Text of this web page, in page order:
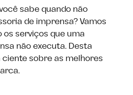
sabe quando não
de imprensa? Vamos
serviços que uma
não executa. Desta
sobre as melhores